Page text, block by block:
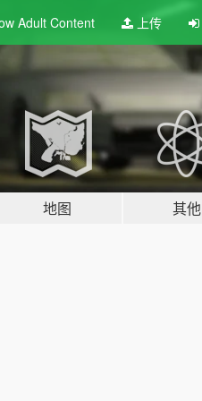
AdultContent 上传
地图 其他